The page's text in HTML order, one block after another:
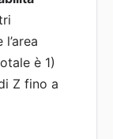
è 1)
Z fino a